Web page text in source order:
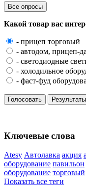
Все опросы
Какой товар вас
- прицеп торговый
- автодом, прицеп-
- светодиодные
- холодильное
- фаст-фуд
Голосовать Результаты
Ключевые слова
Atesy Автолавка акция
оборудование павильон
оборудование торговый
Показать все теги